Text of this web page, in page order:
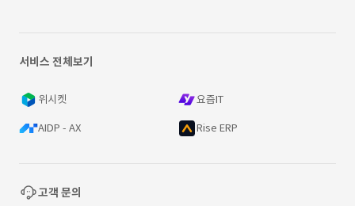
서비스 전체보기
위시켓 요즘IT
AIDP - AX Rise ERP
고객 문의